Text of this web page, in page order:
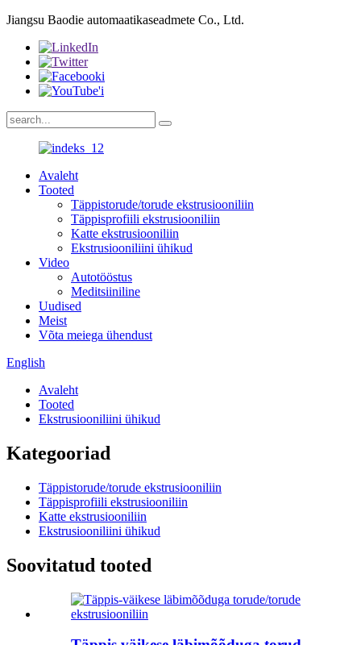
Jiangsu Baodie automaatikaseadmete Co., Ltd.
Avaleht
Tooted
Täppistorude/torude ekstrusiooniliin
Täppisprofiili ekstrusiooniliin
Katte ekstrusiooniliin
Ekstrusiooniliini ühikud
Video
Autotööstus
Meditsiiniline
Uudised
Meist
Võta meiega ühendust
English
Avaleht
Tooted
Ekstrusiooniliini ühikud
Kategooriad
Täppistorude/torude ekstrusiooniliin
Täppisprofiili ekstrusiooniliin
Katte ekstrusiooniliin
Ekstrusiooniliini ühikud
Soovitatud tooted